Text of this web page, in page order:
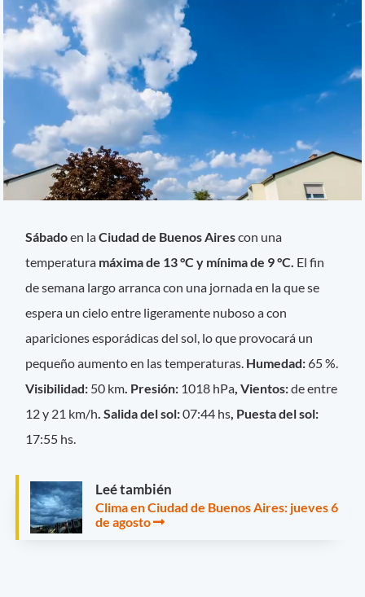
Sábadoen laCiudad de Buenos Airescon una
temperatura máxima de 13 °C y mínima de 9 °C. El fin
de semana largo arranca con una jornada en la que se
espera un cielo entre ligeramente nuboso a con
apariciones esporádicas del sol, lo que provocará un
pequeño aumento en las temperaturas. Humedad:65 %.
Visibilidad: 50 km . Presión: 1018 hPa , Vientos:de entre
12 y 21 km/h . Salida del sol:07:44 hs , Puesta del sol:
17:55 hs.
Leé también
Clima en Ciudad de Buenos Aires: jueves 6
de agosto